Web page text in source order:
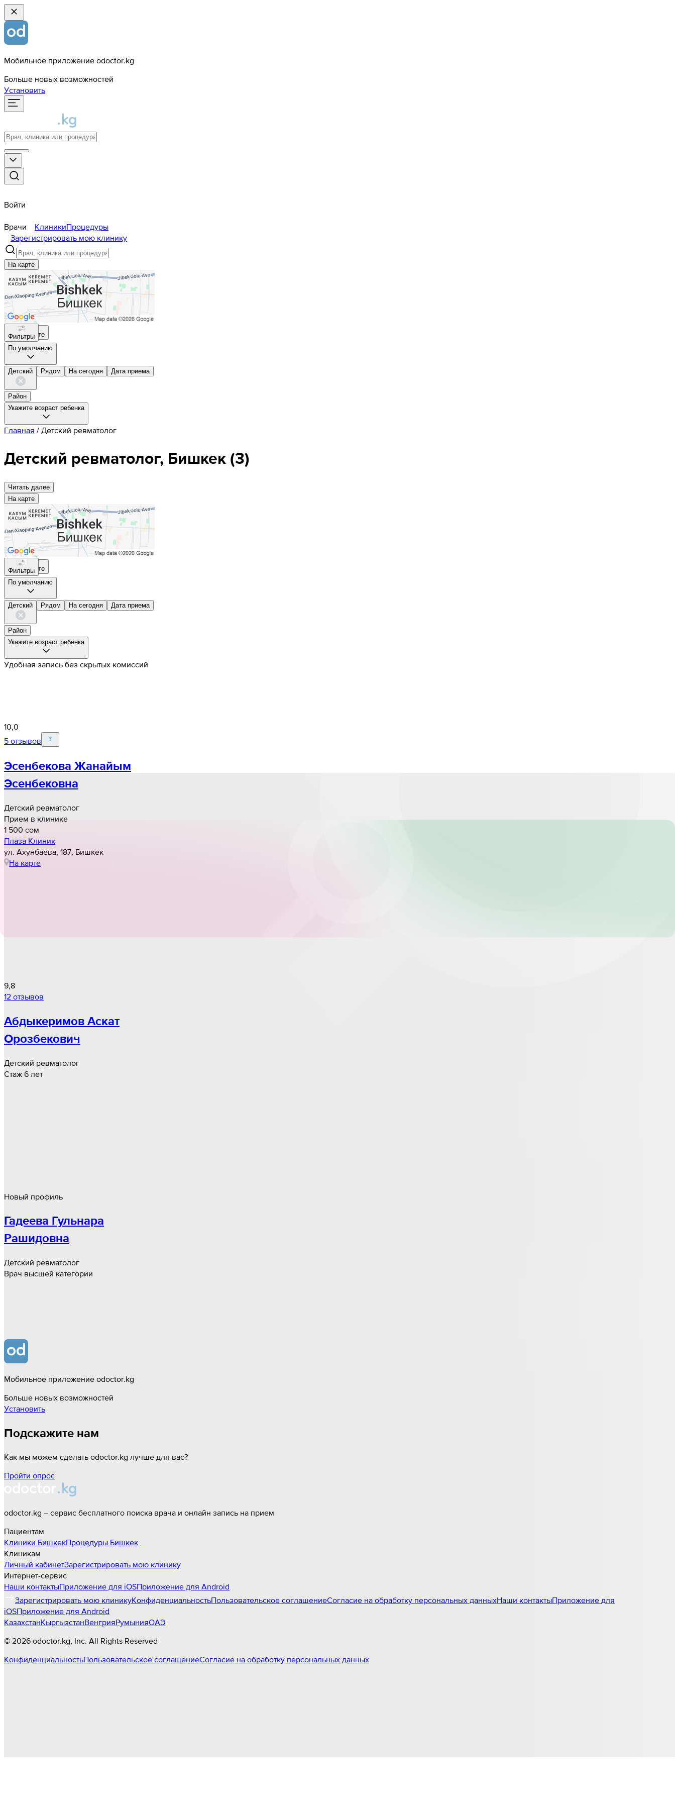
Мобильное приложение odoctor.kg
Больше новых возможностей
Установить
Войти
Врачи КлиникиПроцедуры
Зарегистрировать мою клинику
На карте
На карте
Фильтры
По умолчанию
Детский Рядом На сегодня Дата приема
Район
Укажите возраст ребенка
Главная / Детский ревматолог
Детский ревматолог, Бишкек(3)
Читать далee
На карте
На карте
Фильтры
По умолчанию
Детский Рядом На сегодня Дата приема
Район
Укажите возраст ребенка
Удобная запись без скрытых комиссий
10,0
5 отзывов
Эсенбекова Жанайым
Эсенбековна
Детский ревматолог
Прием в клинике
1 500 cом
Плаза Клиник
ул. Ахунбаева, 187, Бишкек
На карте
9,8
12 отзывов
Абдыкеримов Аскат
Орозбекович
Детский ревматолог
Стаж 6 лет
Новый профиль
Гадеева Гульнара
Рашидовна
Детский ревматолог
Врач высшей категории
Мобильное приложение odoctor.kg
Больше новых возможностей
Установить
Подскажите нам
Как мы можем сделать odoctor.kg лучше для вас?
Пройти опрос
odoctor.kg – сервис бесплатного поиска врача и онлайн запись на прием
Пациентам
Клиники БишкекПроцедуры Бишкек
Клиникам
Личный кабинетЗарегистрировать мою клинику
Интернет-сервис
Наши контактыПриложение для iOSПриложение для Android
Зарегистрировать мою клиникуКонфиденциальностьПользовательское соглашениеСогласие на обработку персональных данныхНаши контактыПриложение для
iOSПриложение для Android
КазахстанКыргызстанВенгрияРумынияОАЭ
© 2026 odoctor.kg, Inc. All Rights Reserved
КонфиденциальностьПользовательское соглашениеСогласие на обработку персональных данных